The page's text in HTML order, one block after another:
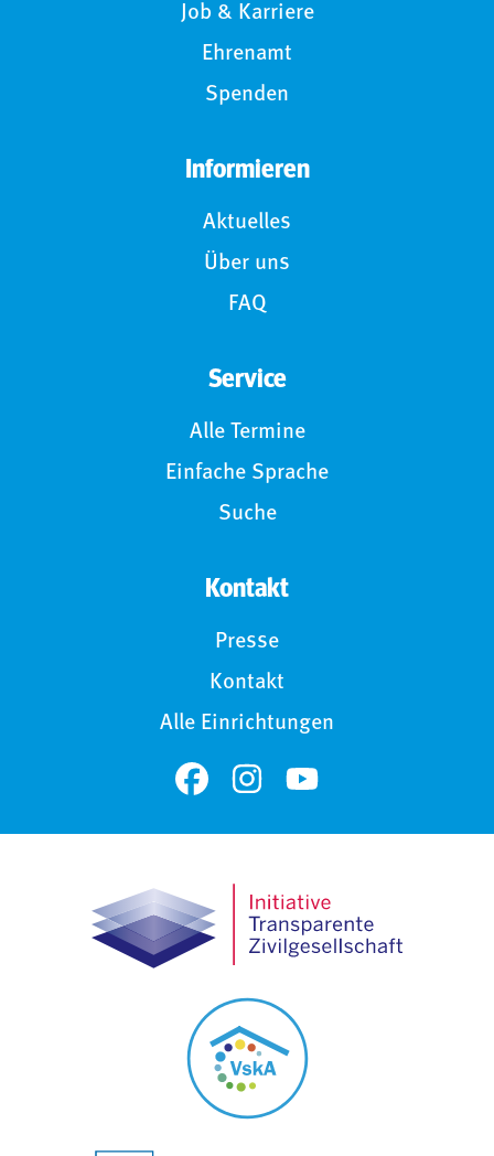
Job & Karriere
Ehrenamt
Spenden
Informieren
Aktuelles
Über uns
FAQ
Service
Alle Termine
Einfache Sprache
Suche
Kontakt
Presse
Kontakt
Alle Einrichtungen